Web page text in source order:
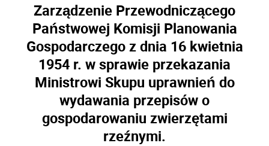
Zarządzenie Przewodniczącego
Państwowej Komisji Planowania
Gospodarczego z dnia 16 kwietnia
1954 r. w sprawie przekazania
Ministrowi Skupu uprawnień do
wydawania przepisów o
gospodarowaniu zwierzętami
rzeźnymi.